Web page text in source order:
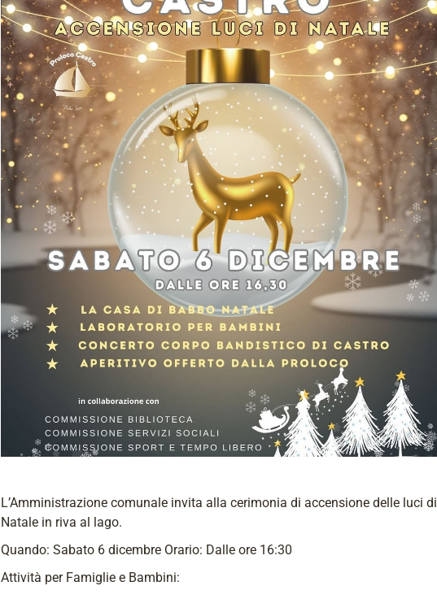
L’Amministrazione comunale invita alla cerimonia di accensione delle luci di
Natale in riva al lago.
Quando: Sabato 6 dicembre Orario: Dalle ore 16:30
Attività per Famiglie e Bambini: